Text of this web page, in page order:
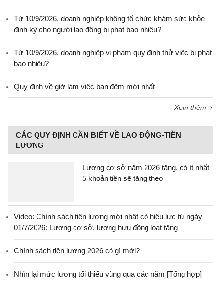
Từ 10/9/2026, doanh nghiệp không tổ chức khám sức khỏe
định kỳ cho người lao động bị phạt bao nhiêu?
Từ 10/9/2026, doanh nghiệp vi phạm quy định thử việc bị phạt
bao nhiêu?
Quy định về giờ làm việc ban đêm mới nhất
Xem thêm
CÁC QUY ĐỊNH CẦN BIẾT VỀ LAO ĐỘNG-TIỀN
LƯƠNG
Lương cơ sở năm 2026 tăng, có ít nhất
5 khoản tiền sẽ tăng theo
Video: Chính sách tiền lương mới nhất có hiệu lực từ ngày
01/7/2026: Lương cơ sở, lương hưu đồng loạt tăng
Chính sách tiền lương 2026 có gì mới?
Nhìn lại mức lương tối thiểu vùng qua các năm [Tổng hợp]